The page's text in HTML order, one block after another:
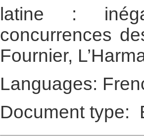
latine :
concurrences
Fournier,
Languages:
Document type: